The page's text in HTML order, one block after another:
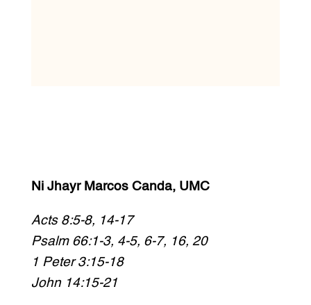
Ni Jhayr Marcos Canda, UMC
Acts 8:5-8, 14-17
Psalm 66:1-3, 4-5, 6-7, 16, 20
1 Peter 3:15-18
John 14:15-21